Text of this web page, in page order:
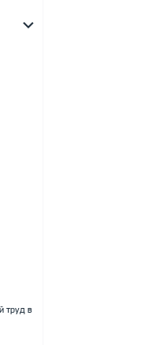
труд в